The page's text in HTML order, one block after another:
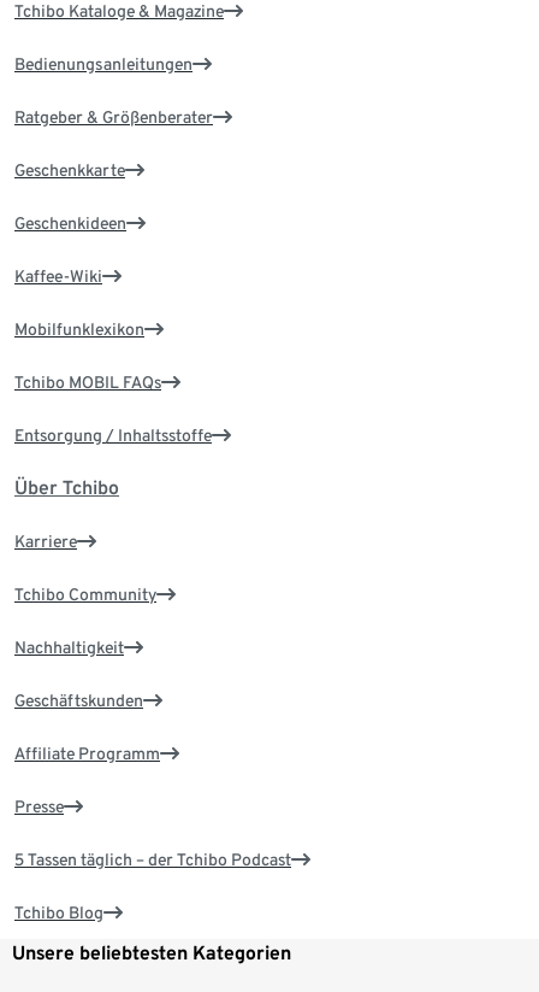
Tchibo Kataloge & Magazine
Bedienungsanleitungen
Ratgeber & Größenberater
Geschenkkarte
Geschenkideen
Kaffee-Wiki
Mobilfunklexikon
Tchibo MOBIL FAQs
Entsorgung / Inhaltsstoffe
Über Tchibo
Karriere
Tchibo Community
Nachhaltigkeit
Geschäftskunden
Affiliate Programm
Presse
5 Tassen täglich – der Tchibo Podcast
Tchibo Blog
Unsere beliebtesten Kategorien